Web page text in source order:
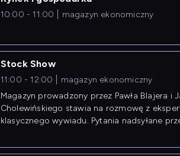
10:00 - 11:00 magazyn ekonomiczny
Stock Show
11:00 - 12:00
magazyn ekonomiczny
Magazyn prowadzony przez Pawła Blajera i
Cholewińskiego stawia na rozmowę z
klasycznego wywiadu. Pytania nadsyłane